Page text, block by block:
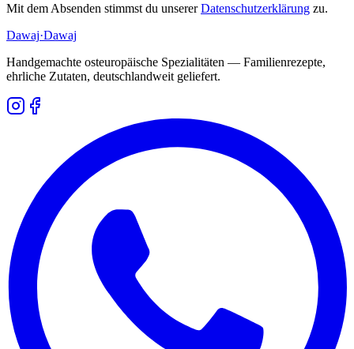
Mit dem Absenden stimmst du unserer Datenschutzerklärung zu.
Dawaj·Dawaj
Handgemachte osteuropäische Spezialitäten — Familienrezepte,
ehrliche Zutaten, deutschlandweit geliefert.